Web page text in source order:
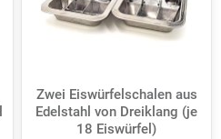
Zwei Eiswürfelschalen aus
Edelstahl von Dreiklang (je
18 Eiswürfel)